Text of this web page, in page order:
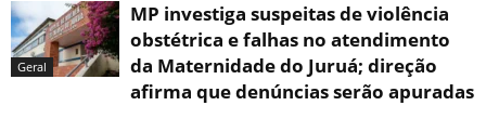
Geral
MP investiga suspeitas de violência
obstétrica e falhas no atendimento
da Maternidade do Juruá; direção
afirma que denúncias serão apuradas